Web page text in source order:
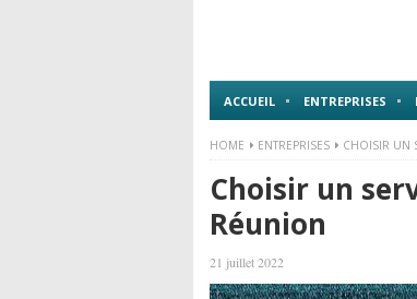
ACCUEIL ENTREPRISES
HOME ENTREPRISES CHOISIR UN
Choisir un
Réunion
21 juillet 2022